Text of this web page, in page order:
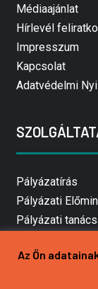
Médiaajánlat
Hírlevél
Impresszum
Kapcsolat
Adatvédelmi
Pályázatírás
Pályázati
Pályázati
Az Ön